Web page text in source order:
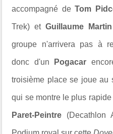
accompagné deTom
Trek) etGuillaume Martin
groupe n'arrivera pas à
donc d'un Pogacar
troisième place se joue au
qui se montre le plus
Paret-Peintre (Decathlon